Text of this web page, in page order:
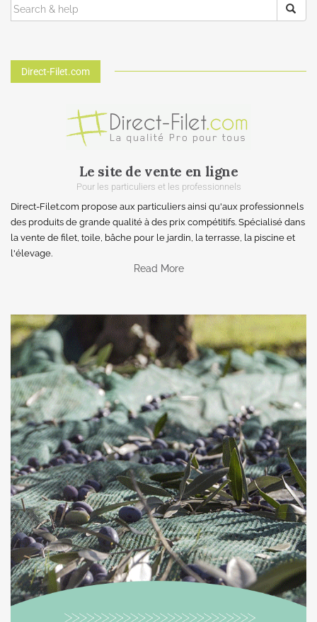
Direct-Filet.com
Le site de vente en ligne
Pour les particuliers et les professionnels
Direct-Filet.com propose aux particuliers ainsi qu'aux professionnels
des produits de grande qualité à des prix compétitifs. Spécialisé dans
la vente de filet, toile, bâche pour le jardin, la terrasse, la piscine et
l'élevage.
Read More